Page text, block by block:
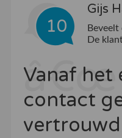
10
Gijs
De
Vanaf het
contact